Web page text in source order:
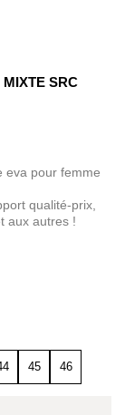
SRC
eva pour femme
qualité-prix,
aux autres !
45 46